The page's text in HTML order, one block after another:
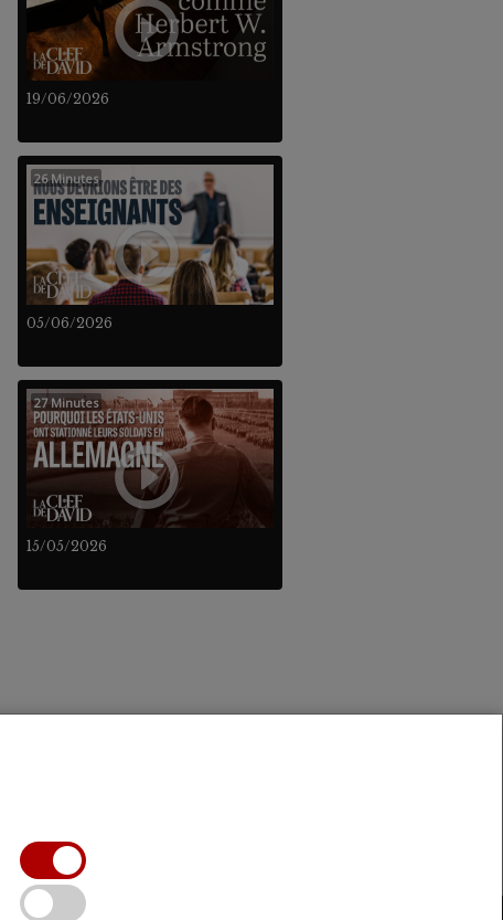
19/06/2026
05/06/2026
26 Minutes
15/05/2026
27 Minutes